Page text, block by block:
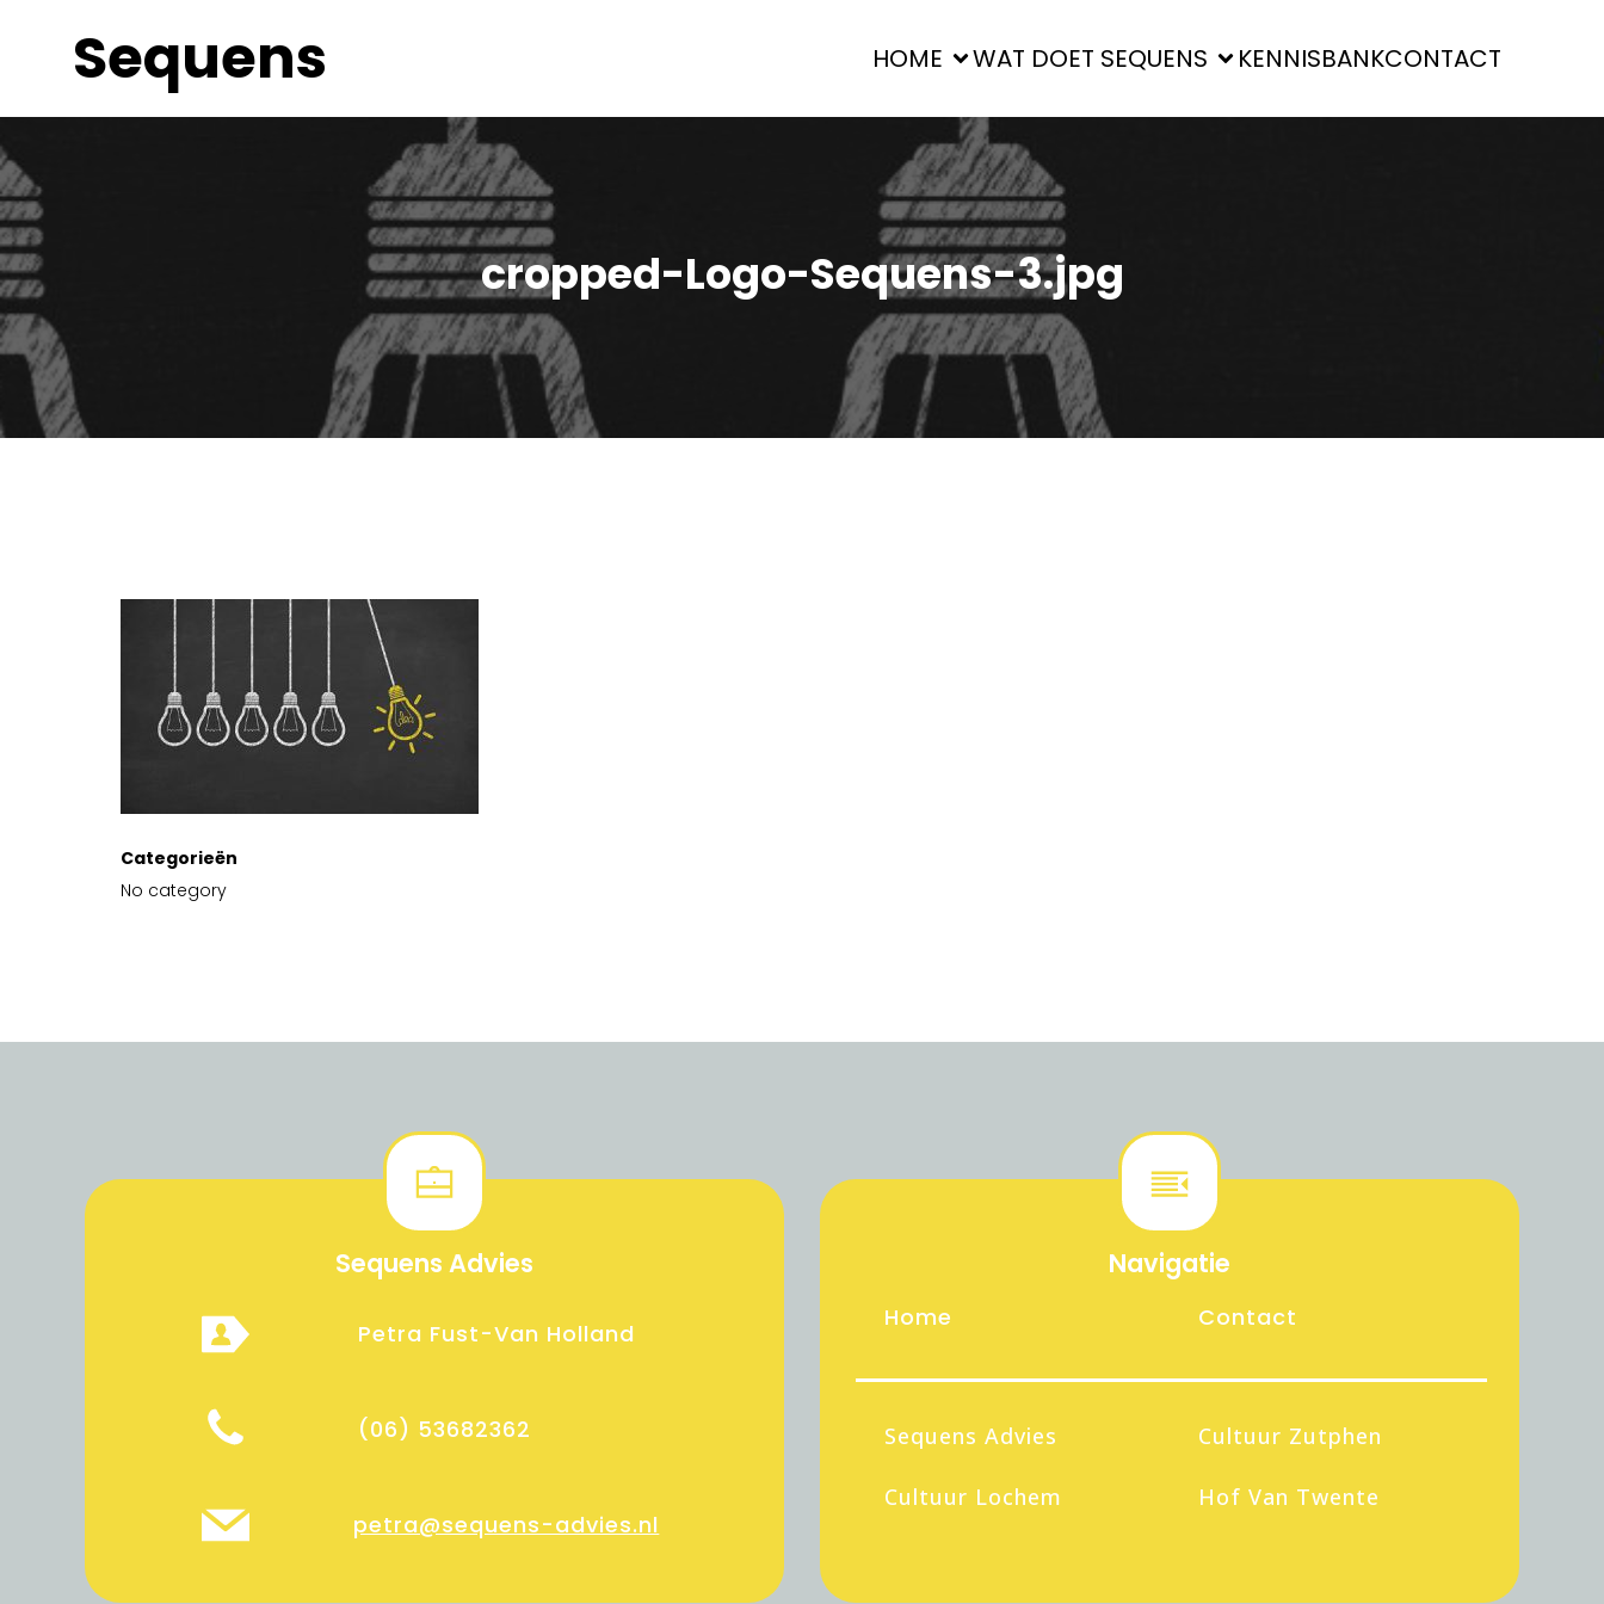
Sequens HOME WAT DOET SEQUENS KENNISBANKCONTACT
cropped-Logo-Sequens-3.jpg
Categorieën
No category
Sequens Advies
Petra Fust-Van Holland
(06) 53682362
petra@sequens-advies.nl
Navigatie
Home
Sequens Advies
Cultuur Lochem
Contact
Cultuur Zutphen
Hof Van Twente